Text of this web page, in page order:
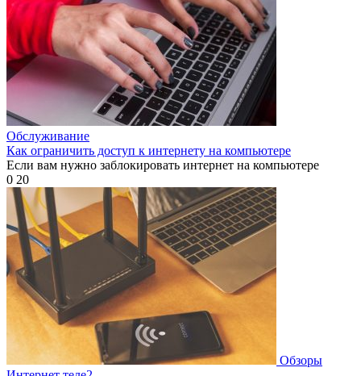
Обслуживание
Как ограничить доступ к интернету на компьютере
Если вам нужно заблокировать интернет на компьютере
0 20
Обзоры